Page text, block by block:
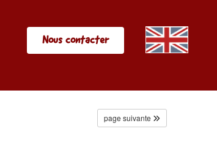
Nous contacter
page suivante